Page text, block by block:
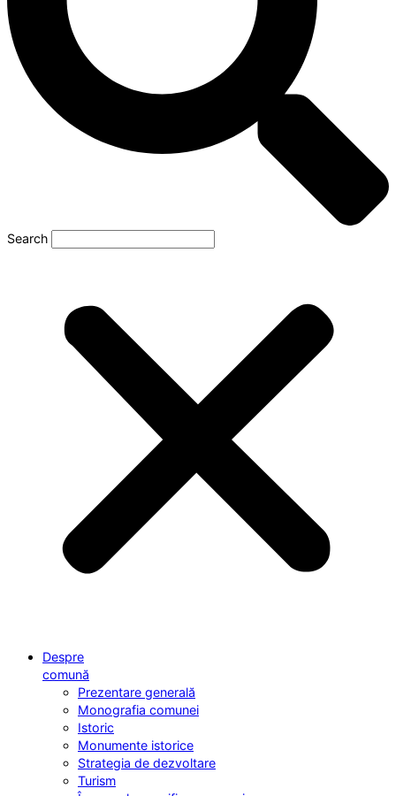
Search
Despre
comună
Prezentare generală
Monografia comunei
Istoric
Monumente istorice
Strategia de dezvoltare
Turism